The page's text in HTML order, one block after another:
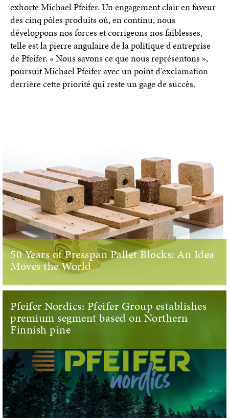
exhorte Michael Pfeifer. Un engagement clair en faveur
des cinq pôles produits où, en continu, nous
développons nos forces et corrigeons nos faiblesses,
telle est la pierre angulaire de la politique d'entreprise
de Pfeifer. « Nous savons ce que nous représentons »,
poursuit Michael Pfeifer avec un point d'exclamation
derrière cette priorité qui reste un gage de succès.
50 Years of Presspan Pallet Blocks: An Idea
Moves the World
Pfeifer Nordics: Pfeifer Group establishes
premium segment based on Northern
Finnish pine